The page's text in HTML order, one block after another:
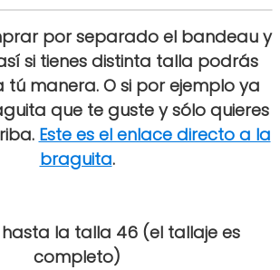
por separado el bandeau y
si tienes distinta talla podrás
manera. O si por ejemplo ya
que te guste y sólo quieres
Este es el enlace directo a la
braguita.
hasta la talla 46 (el tallaje es
completo)